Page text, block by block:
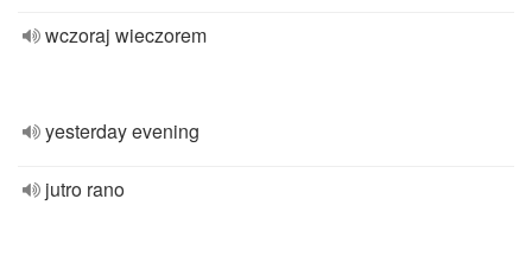
wczoraj wieczorem
yesterday evening
jutro rano